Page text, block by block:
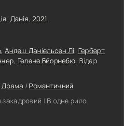
, Данія, 2021
,Андеш Даніельсен Лі, Герберт
, Гелене Бйорнебю, Відар
Драма / Романтичний
закадровий | В одне рило